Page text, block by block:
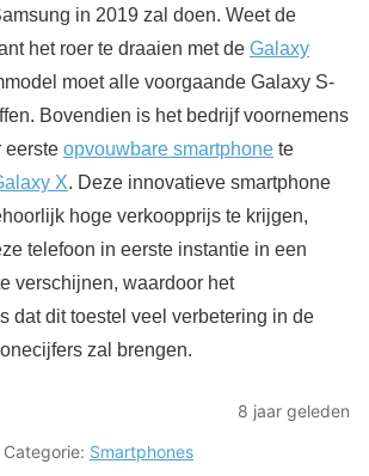
in 2019 zal doen. Weet de
het roer te draaien met de Galaxy
moet alle voorgaande Galaxy S-
Bovendien is het bedrijf voornemens
eerste opvouwbare smartphone te
X. Deze innovatieve smartphone
hoge verkoopprijs te krijgen,
telefoon in eerste instantie in een
verschijnen, waardoor het
dat dit toestel veel verbetering in de
zal brengen.
8 jaar geleden
Categorie: Smartphones